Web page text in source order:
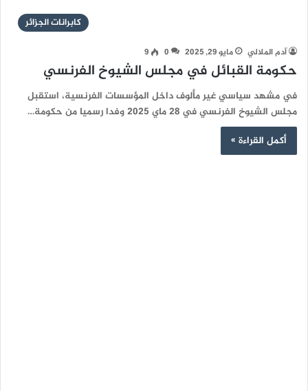
كابرانات الجزائر
آدم الملالي مايو 29, 2025 0
9
حكومة القبائل في مجلس الشيوخ الفرنسي
في مشهد سياسي غير مألوف داخل المؤسسات الفرنسية، استقبل
مجلس الشيوخ الفرنسي في 28 ماي 2025 وفدا رسميا من حكومة…
أكمل القراءة »